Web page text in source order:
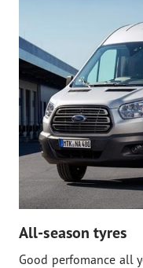
All-season tyres
Good perfomance all